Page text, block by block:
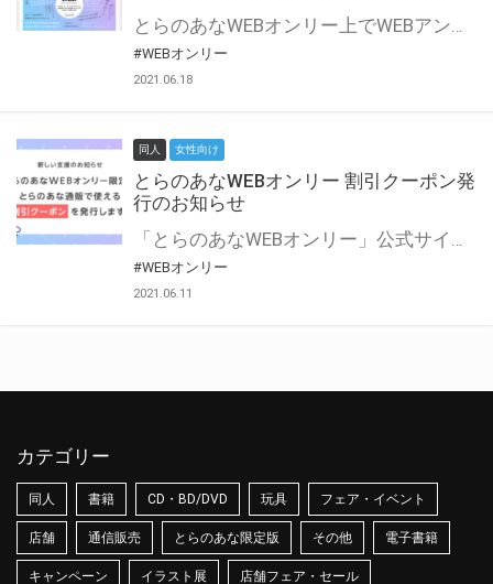
とらのあなWEBオンリー上でWEBアンソロジーが作成できる「記念コメント」について、その使い方や作成手順を解説します！ 支援タイプを「サークル参加型」「サークル参加型・マルシェ(イベント会場)機能付き」でお申し込みいただいている主催者様はぜひご活用ください♪ とらのあなWEBオンリーサイトはこちら
#WEBオンリー
2021.06.18
同人 女性向け
とらのあなWEBオンリー 割引クーポン発
行のお知らせ
「とらのあなWEBオンリー」公式サイトでとらのあな通販の「割引クーポン」を配布中！ イベントごとに開催当日限定で使える割引クーポンのシリアルコードを発行します。 とらのあなWEBオンリーのページをチェックして、イベント当日にお得にお買い物を楽しみましょう♪ ※本キャンペーンは予告なく終了する場合がございます。 とらのあなWEBオンリーサイトはこちら
#WEBオンリー
2021.06.11
カテゴリー
同人 書籍 CD・BD/DVD 玩具 フェア・イベント
店舗 通信販売 とらのあな限定版 その他 電子書籍
キャンペーン イラスト展 店舗フェア・セール